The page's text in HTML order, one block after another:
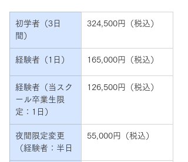
初学者（3日
間）
324,500円（税込）
経験者（1日） 165,000円（税込）
経験者（当スク
ール卒業生限
定：1日）
126,500円（税込）
夜間限定変更
（経験者：半日
55,000円（税込）